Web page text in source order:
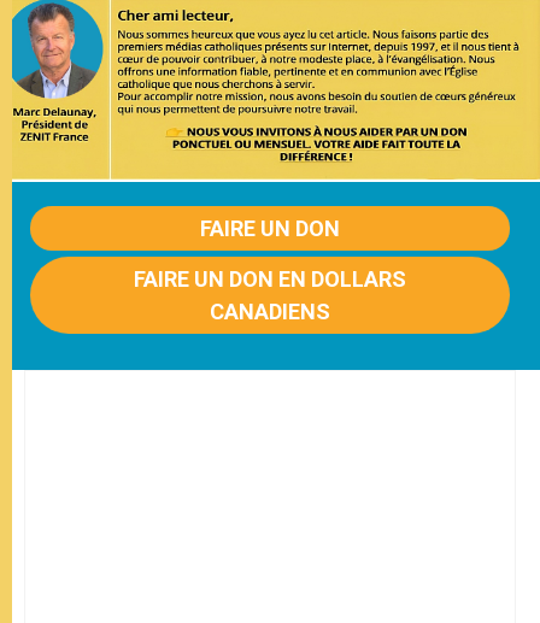
FAIRE UN DON
FAIRE UN DON EN DOLLARS
CANADIENS